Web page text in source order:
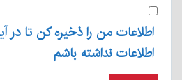
اطلاعات من را ذخیره کن تا در
اطلاعات نداشته باشم